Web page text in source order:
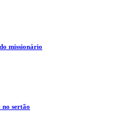
missionário
no sertão